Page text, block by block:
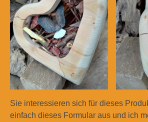
Sie interessieren sich für dieses
einfach dieses Formular aus und ich